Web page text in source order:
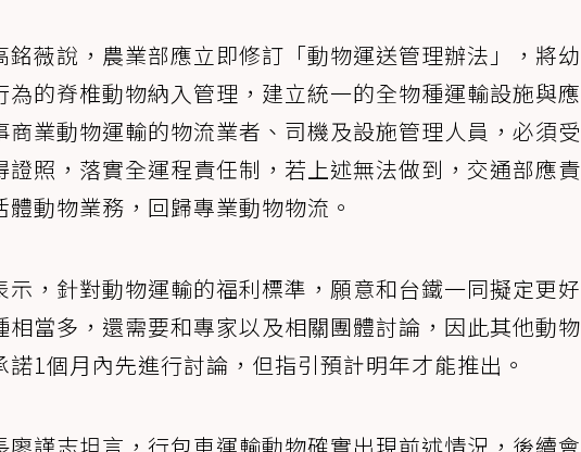
薇說，農業部應立即修訂「動物運送管理辦法」，將幼
的脊椎動物納入管理，建立統一的全物種運輸設施與應
業動物運輸的物流業者、司機及設施管理人員，必須受
照，落實全運程責任制，若上述無法做到，交通部應責
動物業務，回歸專業動物物流。
，針對動物運輸的福利標準，願意和台鐵一同擬定更好
當多，還需要和專家以及相關團體討論，因此其他動物
1個月內先進行討論，但指引預計明年才能推出。